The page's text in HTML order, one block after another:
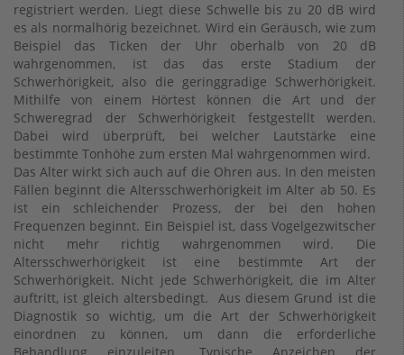
registriert werden. Liegt diese Schwelle bis zu 20 dB wird
es als normalhörig bezeichnet. Wird ein Geräusch, wie zum
Beispiel das Ticken der Uhr oberhalb von 20 dB
wahrgenommen, ist das das erste Stadium der
Schwerhörigkeit, also die geringgradige Schwerhörigkeit.
Mithilfe von einem Hörtest können die Art und der
Schweregrad der Schwerhörigkeit festgestellt werden.
Dabei wird überprüft, bei welcher Lautstärke eine
bestimmte Tonhöhe zum ersten Mal wahrgenommen wird.
Das Alter wirkt sich auch auf die Ohren aus. In den meisten
Fällen beginnt die Altersschwerhörigkeit im Alter ab 50. Es
ist ein schleichender Prozess, der bei den hohen
Frequenzen beginnt. Ein Beispiel ist, dass Vogelgezwitscher
nicht mehr richtig wahrgenommen wird. Die
Altersschwerhörigkeit ist eine bestimmte Art der
Schwerhörigkeit. Nicht jede Schwerhörigkeit, die im Alter
auftritt, ist gleich altersbedingt. Aus diesem Grund ist die
Diagnostik so wichtig, um die Art der Schwerhörigkeit
einordnen zu können, um dann die erforderliche